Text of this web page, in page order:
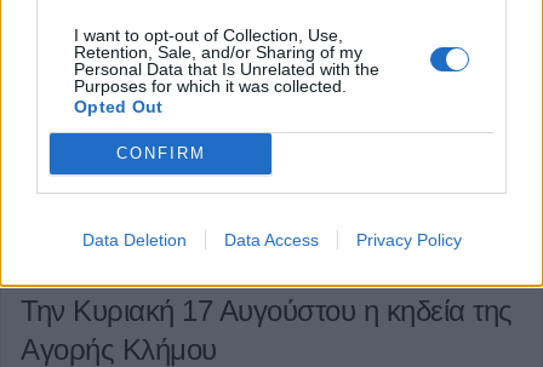
I want to opt-out of Collection, Use,
Retention, Sale, and/or Sharing of my
Personal Data that Is Unrelated with the
Purposes for which it was collected.
Opted Out
CONFIRM
Data Deletion Data Access Privacy Policy
Την Κυριακή 17 Αυγούστου η κηδεία της
Αγορής Κλήμου